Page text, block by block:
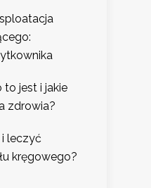
to jest i jakie
zdrowia?
leczyć
kręgowego?